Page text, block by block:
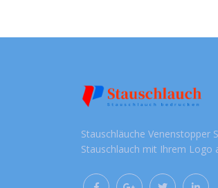
Stauschläuche Venenstopper
Stauschlauch mit Ihrem Logo